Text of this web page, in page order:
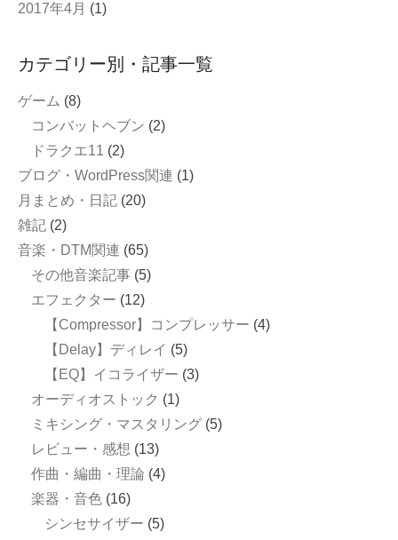
2017年4月 (1)
カテゴリー別・記事一覧
ゲーム (8)
コンバットヘブン (2)
ドラクエ11 (2)
ブログ・WordPress関連 (1)
月まとめ・日記 (20)
雑記 (2)
音楽・DTM関連 (65)
その他音楽記事 (5)
エフェクター (12)
【Compressor】コンプレッサー (4)
【Delay】ディレイ (5)
【EQ】イコライザー (3)
オーディオストック (1)
ミキシング・マスタリング (5)
レビュー・感想 (13)
作曲・編曲・理論 (4)
楽器・音色 (16)
シンセサイザー (5)